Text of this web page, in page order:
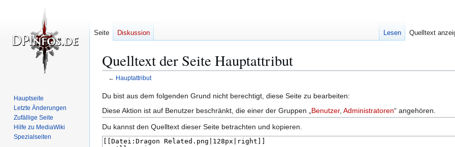
Quelltext der Seite Hauptattribut
← Hauptattribut
Zur
Navigation
springen
Zur
Suche
springen
Du bist aus dem folgenden Grund nicht berechtigt, diese Seite zu bearbeiten:
Diese Aktion ist auf Benutzer beschränkt, die einer der Gruppen „ Benutzer, Administratoren“ angehören.
Du kannst den Quelltext dieser Seite betrachten und kopieren.
Seite Diskussion Lesen Quelltext
Hauptseite
Letzte Änderungen
Zufällige Seite
Hilfe zu MediaWiki
Spezialseiten